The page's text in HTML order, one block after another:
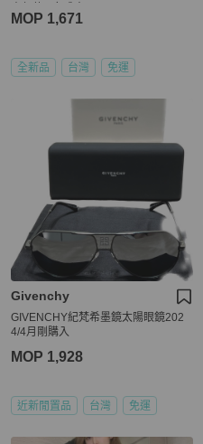
MOP 1,671
全新品 台灣 免運
Givenchy
GIVENCHY紀梵希墨鏡太陽眼鏡202
4/4月剛購入
MOP 1,928
近新閒置品 台灣 免運